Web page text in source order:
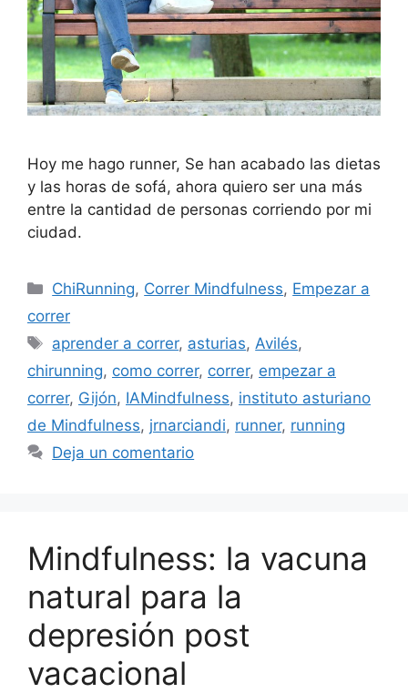
Hoy me hago runner, Se han acabado las dietas
y las horas de sofá, ahora quiero ser una más
entre la cantidad de personas corriendo por mi
ciudad.
ChiRunning, Correr Mindfulness, Empezar a
correr
aprender a correr, asturias,Avilés,
chirunning, como correr, correr, empezar a
correr, Gijón, IAMindfulness, instituto asturiano
de Mindfulness, jrnarciandi, runner, running
Deja un comentario
Mindfulness: la vacuna
natural para la
depresión post
vacacional